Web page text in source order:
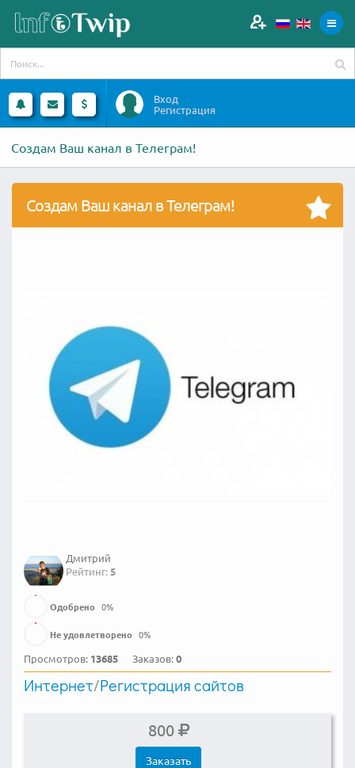
Вход
Регистрация
Создам Ваш канал в Телеграм!
Создам Ваш канал в Телеграм!
Дмитрий
Рейтинг:5
Одобрено 0%
Не удовлетворено 0%
Просмотров: 13685 Заказов:0
Интернет/Регистрация сайтов
800
Заказать